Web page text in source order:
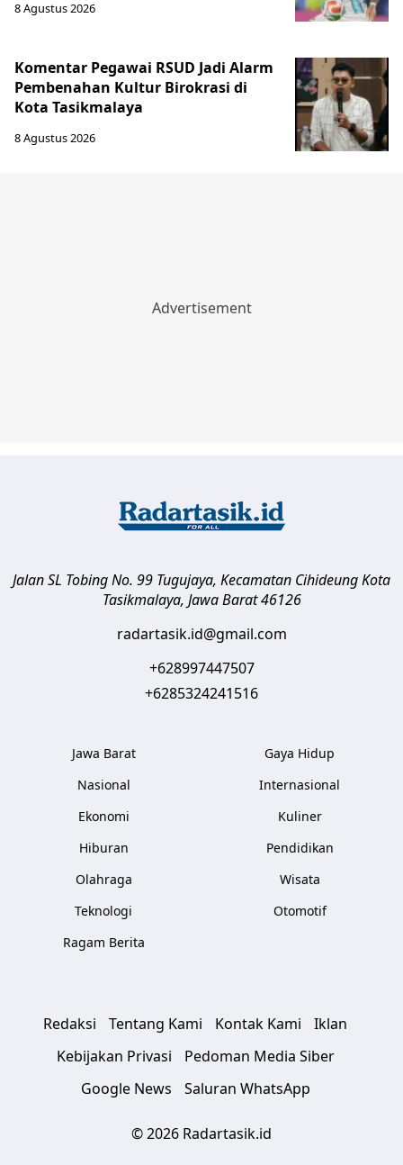
8 Agustus 2026
Komentar Pegawai RSUD Jadi Alarm
Pembenahan Kultur Birokrasi di
Kota Tasikmalaya
8 Agustus 2026
Jalan SL Tobing No. 99 Tugujaya, Kecamatan CihideungKota
Tasikmalaya, Jawa Barat 46126
radartasik.id@gmail.com
+628997447507
+6285324241516
Jawa Barat
Nasional
Ekonomi
Hiburan
Olahraga
Teknologi
Ragam Berita
Gaya Hidup
Internasional
Kuliner
Pendidikan
Wisata
Otomotif
Redaksi Tentang Kami Kontak Kami
Iklan
Kebijakan Privasi
Pedoman Media Siber
Google News
Saluran WhatsApp
© 2026 Radartasik.id